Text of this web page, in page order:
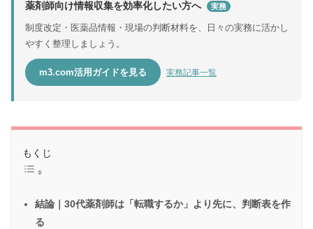
薬剤師向け情報収集を効率化したい方へ 実務
制度改定・医薬品情報・現場の判断材料を、日々の実務に活かし
やすく整理しましょう。
m3.com活用ガイドを見る 実務記事一覧
もくじ
結論｜30代薬剤師は「転職するか」より先に、判断表を作
る